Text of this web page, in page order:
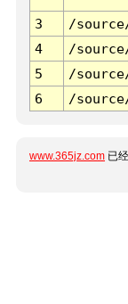
3 /
4
/
5
/
6
/
www.365jz.com 已